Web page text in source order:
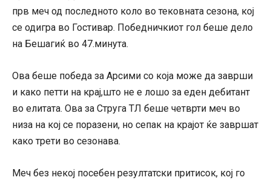
прв меч од последното коло во тековната сезона, кој
се одигра во Гостивар. Победничкиот гол беше дело
на Бешагиќ во 47.минута.
Ова беше победа за Арсими со која може да заврши
и како петти на крај,што не е лошо за еден дебитант
во елитата. Ова за Струга ТЛ беше четврти меч во
низа на кој се поразени, но сепак на крајот ќе завршат
како трети во сезонава.
Меч без некој посебен резултатски притисок, кој го